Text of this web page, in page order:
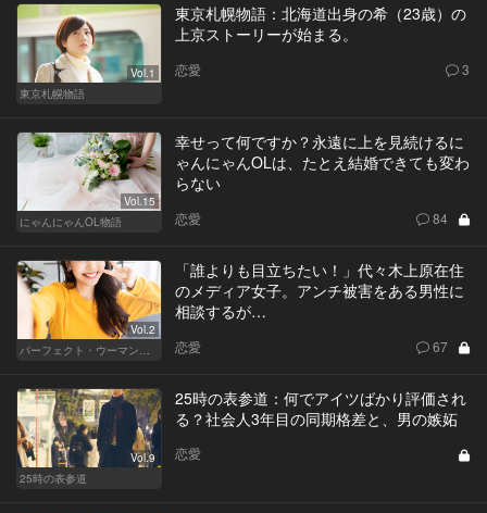
Vol.1
東京札幌物語
東京札幌物語：北海道出身の希（23歳）の
上京ストーリーが始まる。
恋愛 3
Vol.15
にゃんにゃんOL物語
幸せって何ですか？永遠に上を見続けるに
ゃんにゃんOLは、たとえ結婚できても変わ
らない
恋愛 84
Vol.2
「誰よりも目立ちたい！」代々木上原在住
のメディア女子。アンチ被害をある男性に
相談するが…
恋愛 67
Vol.9
25時の表参道
25時の表参道：何でアイツばかり評価され
る？社会人3年目の同期格差と、男の嫉妬
恋愛